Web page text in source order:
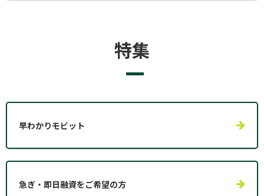
特集
早わかりモビット
急ぎ・即日融資をご希望の方